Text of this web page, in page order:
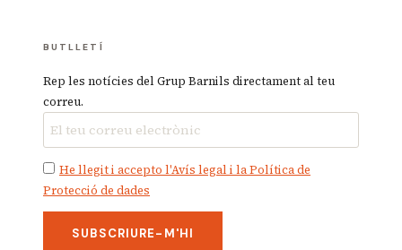
BUTLLETÍ
Rep les notícies del Grup Barnils directament al teu
correu.
He llegit i accepto l'Avís legal i la Política de
Protecció de dades